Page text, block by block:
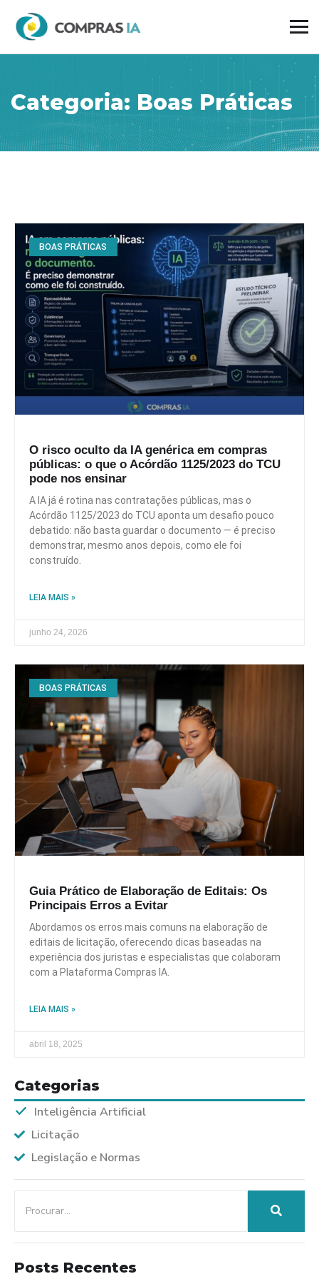
Categoria: Boas Práticas
BOAS PRÁTICAS
O risco oculto da IA genérica em compras
públicas: o que o Acórdão 1125/2023 do TCU
pode nos ensinar
A IA já é rotina nas contratações públicas, mas o
Acórdão 1125/2023 do TCU aponta um desafio pouco
debatido: não basta guardar o documento — é preciso
demonstrar, mesmo anos depois, como ele foi
construído.
LEIA MAIS »
junho 24, 2026
BOAS PRÁTICAS
Guia Prático de Elaboração de Editais: Os
Principais Erros a Evitar
Abordamos os erros mais comuns na elaboração de
editais de licitação, oferecendo dicas baseadas na
experiência dos juristas e especialistas que colaboram
com a Plataforma Compras IA.
LEIA MAIS »
abril 18, 2025
Categorias
Inteligência Artificial
Licitação
Legislação e Normas
Posts Recentes